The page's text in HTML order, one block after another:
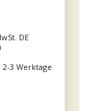
DE
3 Werktage